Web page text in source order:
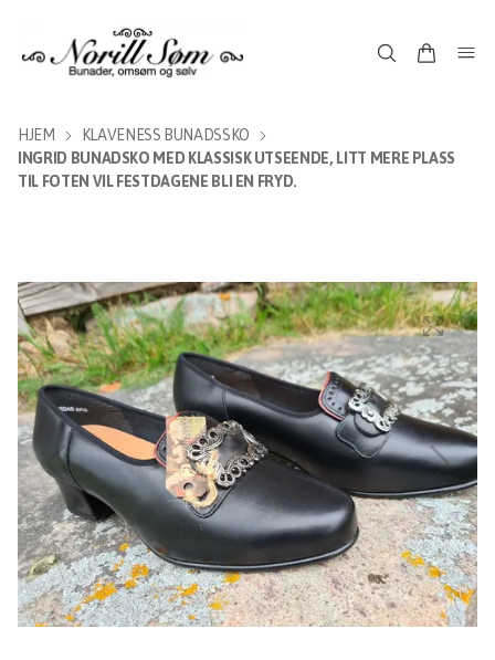
HJEM
KLAVENESS BUNADSSKO
INGRID BUNADSKO MED KLASSISK UTSEENDE, LITT MERE PLASS
TIL FOTEN VIL FESTDAGENE BLI EN FRYD.